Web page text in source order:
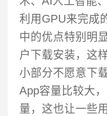
利用GPU来完成
中的优点特别明
户下载安装，这
小部分不愿意下
App容量比较大
量，这也让一些